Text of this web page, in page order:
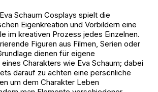
Schaum Cosplays spielt die
Eigenkreation und Vorbildern eine
im kreativen Prozess jedes Einzelnen.
Figuren aus Filmen, Serien oder
dienen für eigene
Charakters wie Eva Schaum; dabei
darauf zu achten eine persönliche
um dem Charakter Leben